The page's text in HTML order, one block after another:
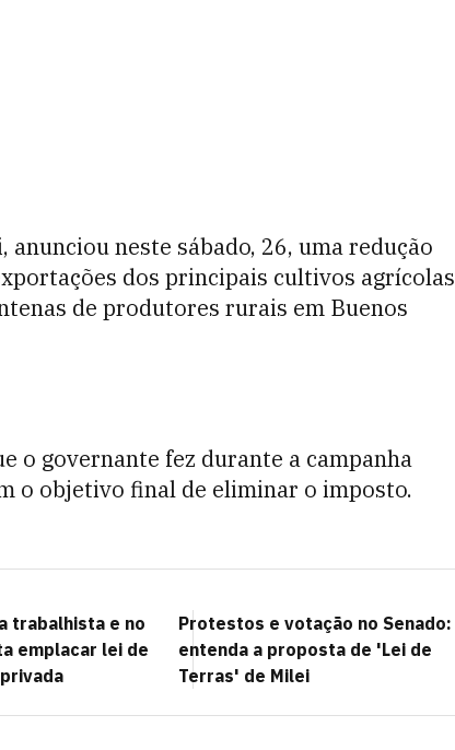
neste sábado, 26, uma redução
dos principais cultivos agrícolas
de produtores rurais em Buenos
o governante fez durante a campanha
o objetivo final de eliminar o imposto.
trabalhista e no
emplacar lei de
Protestos e votação no Senado:
entenda a proposta de 'Lei de
Terras' de Milei